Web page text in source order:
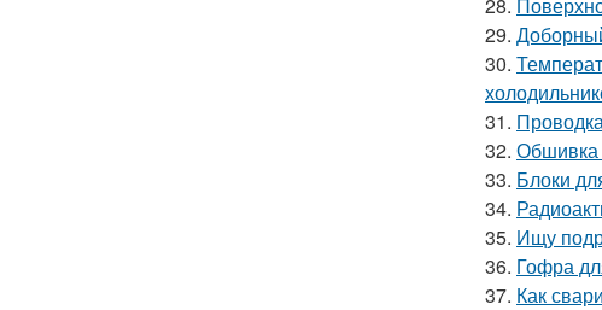
29.
30.
31.
32. Обшивка
33. Блоки
34.
35. Ищу
36. Гофра
37. Как